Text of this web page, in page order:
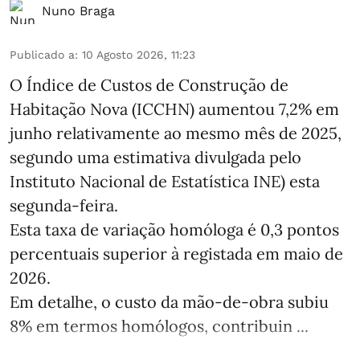
Nuno Braga
Publicado a: 10 Agosto 2026, 11:23
O Índice de Custos de Construção de
Habitação Nova (ICCHN) aumentou 7,2% em
junho relativamente ao mesmo mês de 2025,
segundo uma estimativa divulgada pelo
Instituto Nacional de Estatística INE) esta
segunda-feira.
Esta taxa de variação homóloga é 0,3 pontos
percentuais superior à registada em maio de
2026.
Em detalhe, o custo da mão‑de‑obra subiu
8% em termos homólogos, contribuin ...